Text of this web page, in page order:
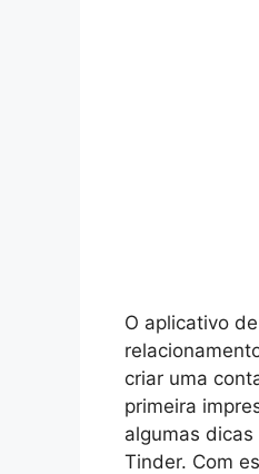
O aplicativo
criar uma
primeira
algumas
Tinder. Com